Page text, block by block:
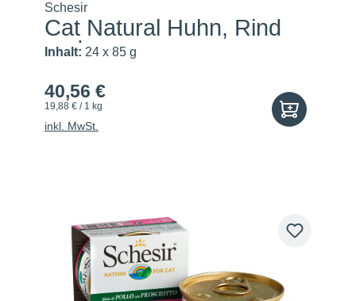
Schesir
Cat Natural Huhn, Rind
und...
Inhalt: 24 x 85 g
40,56 €
19,88 € / 1 kg
inkl. MwSt.